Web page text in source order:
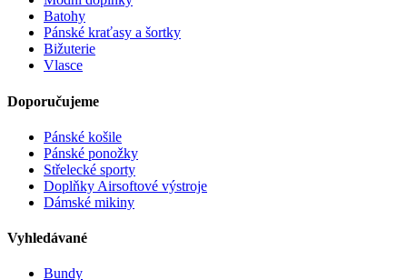
Batohy
Pánské kraťasy a šortky
Bižuterie
Vlasce
Doporučujeme
Pánské košile
Pánské ponožky
Střelecké sporty
Doplňky Airsoftové výstroje
Dámské mikiny
Vyhledávané
Bundy